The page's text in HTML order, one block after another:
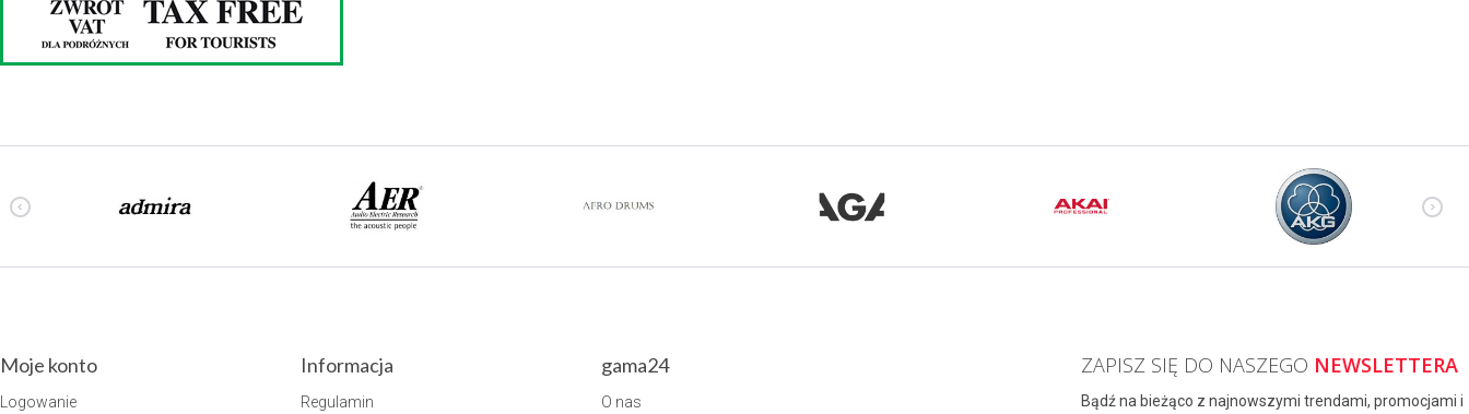
Moje konto
Logowanie
Informacja
Regulamin
gama24
O nas
ZAPISZ SIĘ DO NASZEGO NEWSLETTERA
Bądź na bieżąco z najnowszymi trendami, promocjami i